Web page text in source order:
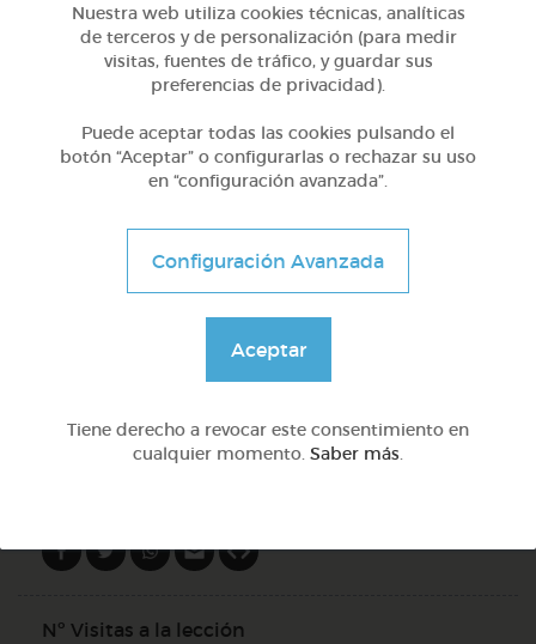
Otros
Sílabas directas: iniciales y finales
DOCS (4)
Nº Visitas a la lección
Nuestra web utiliza cookies técnicas, analíticas
de terceros y de personalización (para medir
visitas, fuentes de tráfico, y guardar sus
preferencias de privacidad).
Puede aceptar todas las cookies pulsando el
botón “Aceptar” o configurarlas o rechazar su uso
en “configuración avanzada”.
Configuración Avanzada
Aceptar
Tiene derecho a revocar este consentimiento en
cualquier momento. Saber más.